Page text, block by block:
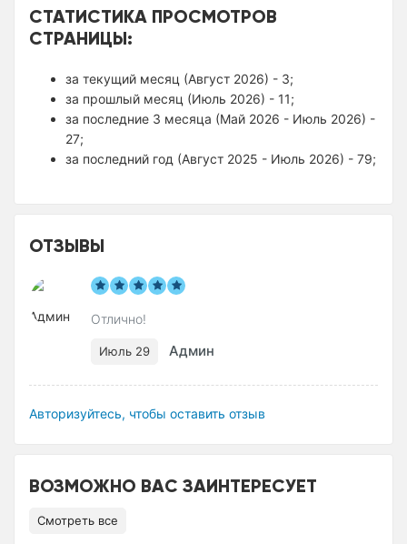
СТАТИСТИКА ПРОСМОТРОВ
СТРАНИЦЫ:
за текущий месяц (Август 2026) - 3;
за прошлый месяц (Июль 2026) - 11;
за последние 3 месяца (Май 2026 - Июль 2026) -
27;
за последний год (Август 2025 - Июль 2026) - 79;
ОТЗЫВЫ
Отлично!
Июль 29 Админ
Авторизуйтесь, чтобы оставить отзыв
ВОЗМОЖНО ВАС ЗАИНТЕРЕСУЕТ
Смотреть все